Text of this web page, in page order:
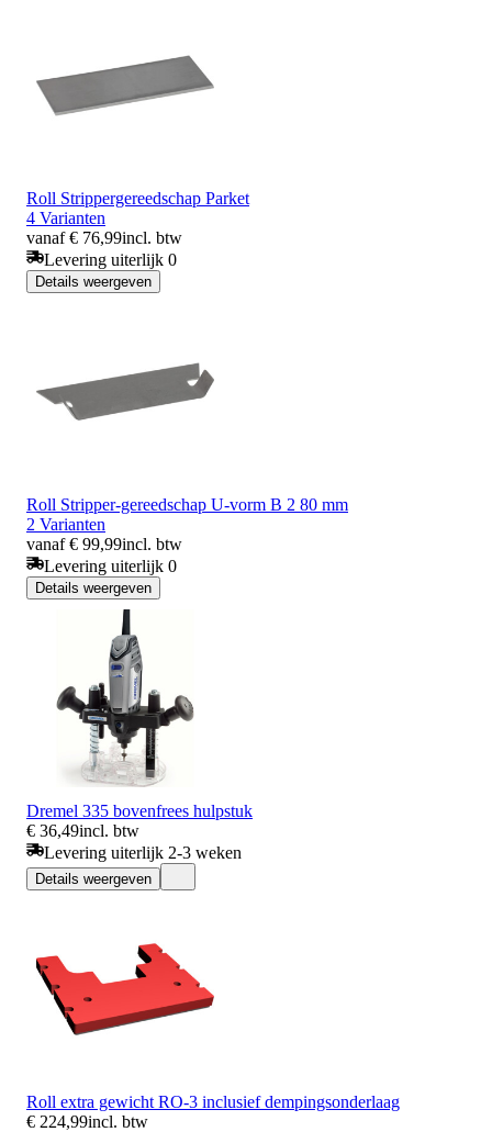
Roll Strippergereedschap Parket
4 Varianten
vanaf € 76,99incl. btw
Levering uiterlijk 0
Details weergeven
Roll Stripper-gereedschap U-vorm B 2 80 mm
2 Varianten
vanaf € 99,99incl. btw
Levering uiterlijk 0
Details weergeven
Dremel 335 bovenfrees hulpstuk
€ 36,49incl. btw
Levering uiterlijk 2-3 weken
Details weergeven
Roll extra gewicht RO-3 inclusief dempingsonderlaag
€ 224,99incl. btw